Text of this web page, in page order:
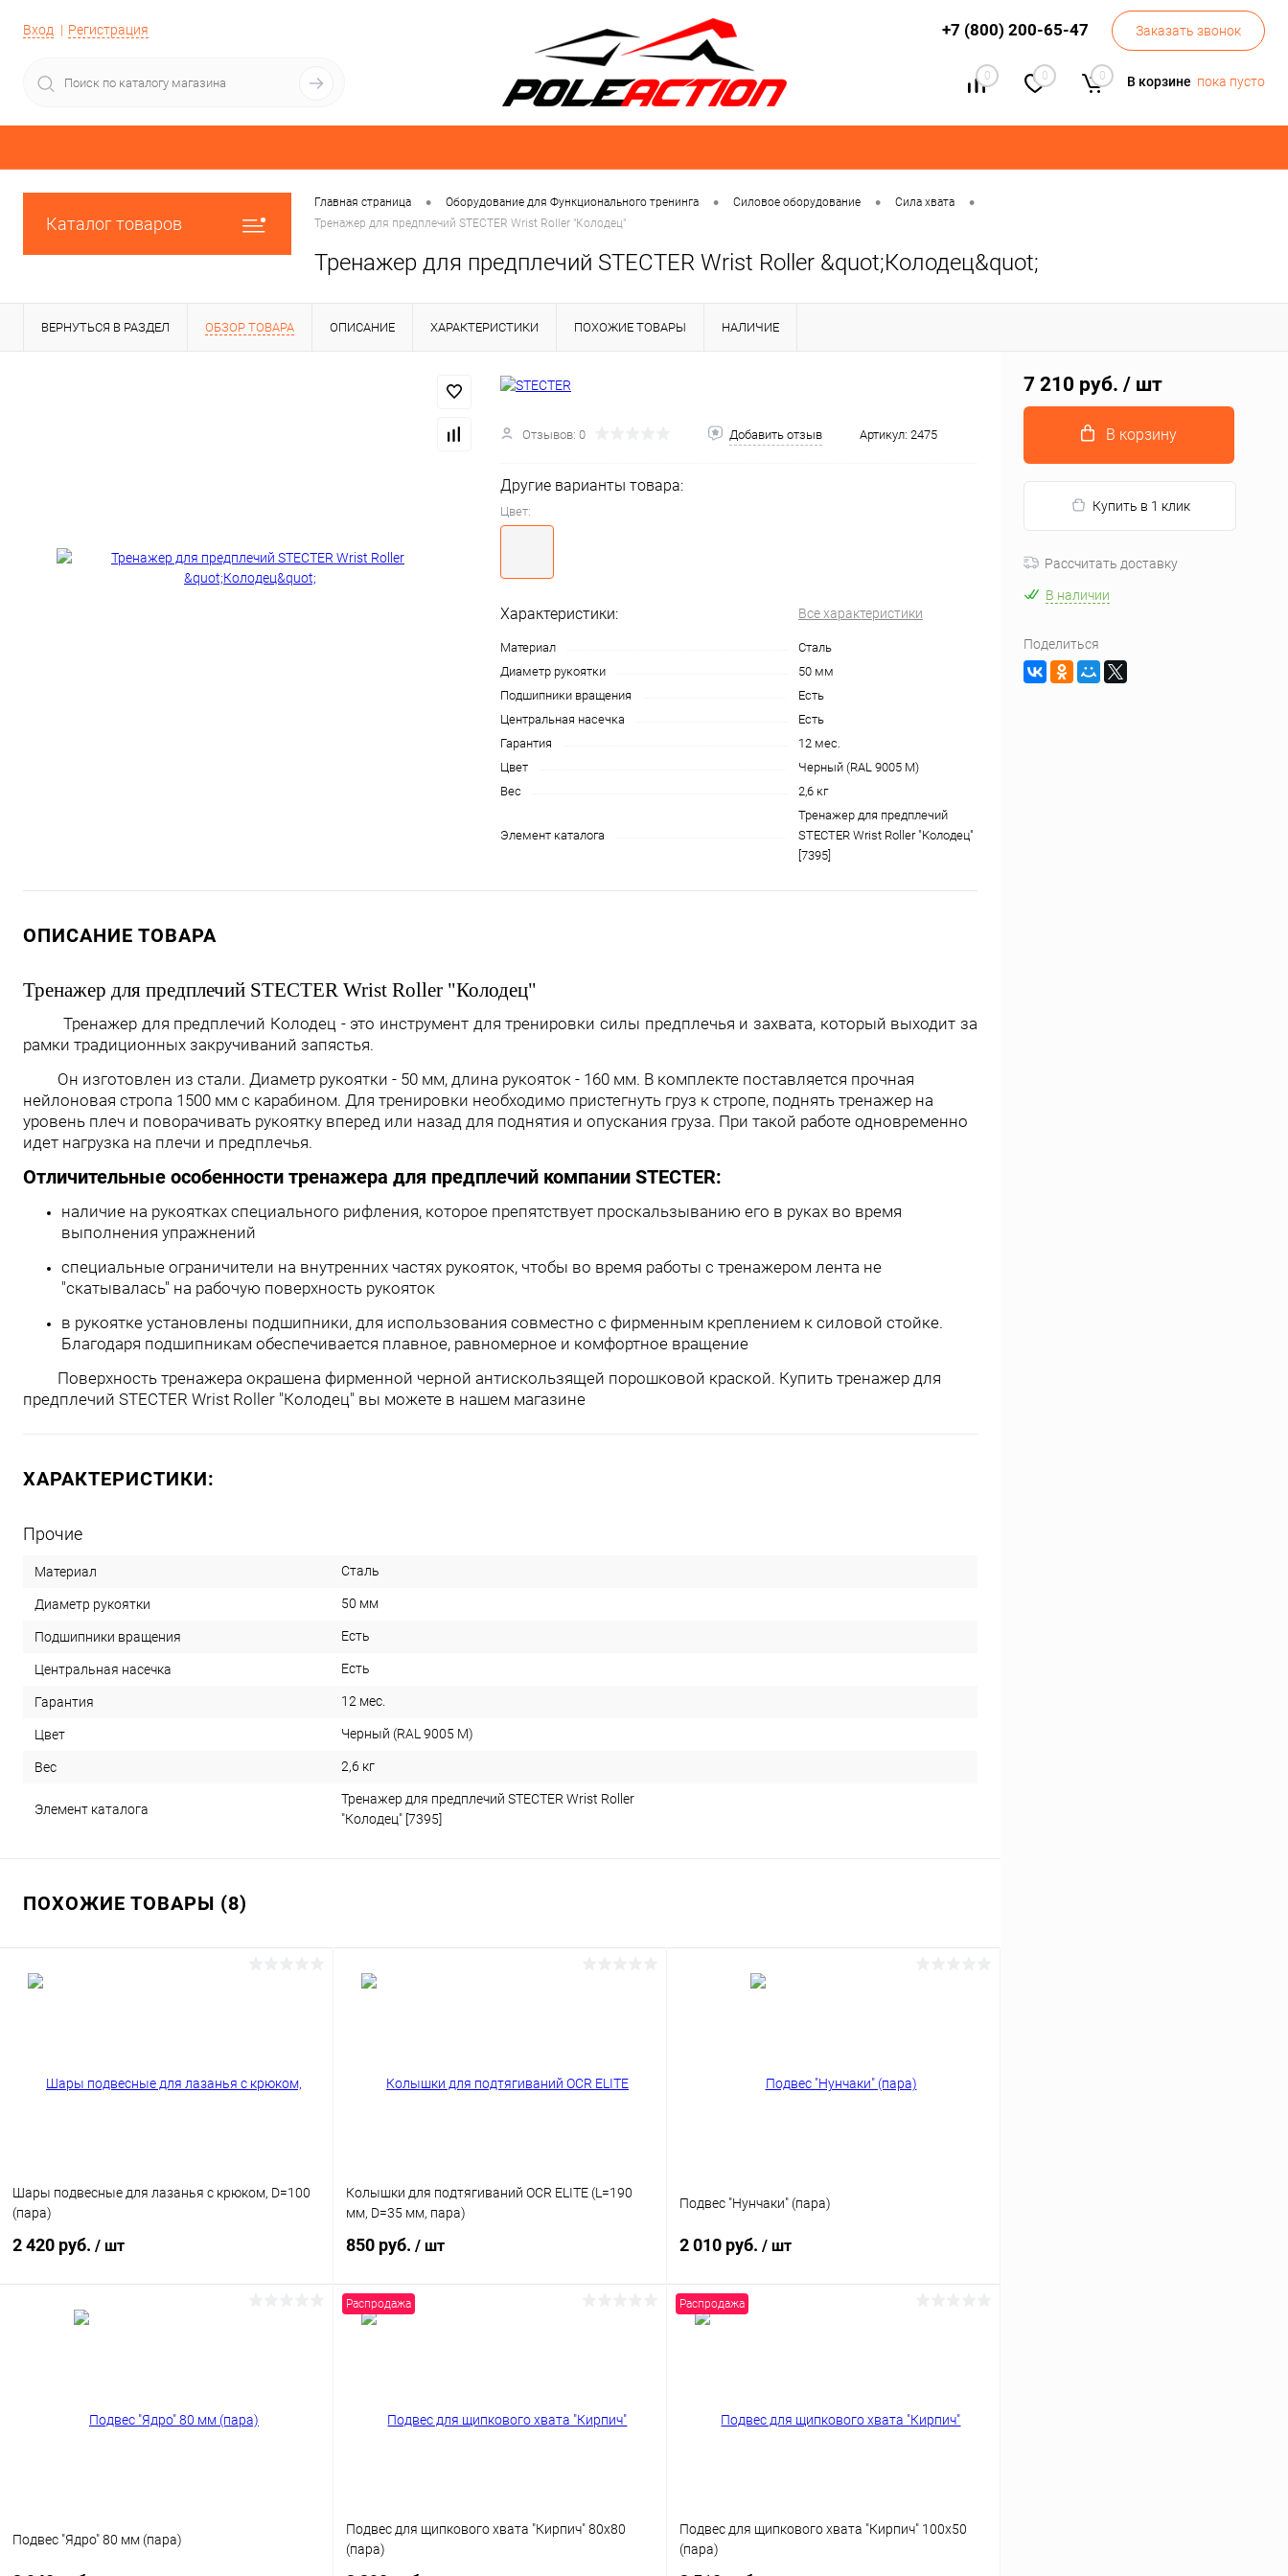
Вход Регистрация +7 (800) 200-65-47 Заказать звонок
0 0 0 В корзине пока пусто
Каталог товаров
Главная страница • Оборудование для Функционального тренинга • Силовое оборудование • Сила хвата •
Тренажер для предплечий STECTER Wrist Roller "Колодец"
Тренажер для предплечий STECTER Wrist Roller &quot;Колодец&quot;
ВЕРНУТЬСЯ В РАЗДЕЛ ОБЗОР ТОВАРА ОПИСАНИЕ ХАРАКТЕРИСТИКИ ПОХОЖИЕ ТОВАРЫ НАЛИЧИЕ
Отзывов: 0 Добавить отзыв Артикул: 2475
Другие варианты товара:
Цвет:
Характеристики: Все характеристики
Материал
Сталь
Диаметр рукоятки
50 мм
Подшипники вращения
Есть
Центральная насечка
Есть
Гарантия
12 мес.
Цвет
Черный (RAL 9005 М)
Вес
2,6 кг
Элемент каталога
Тренажер для предплечий
STECTER Wrist Roller "Колодец"
[7395]
ОПИСАНИЕ ТОВАРА
Тренажер для предплечий STECTER Wrist Roller "Колодец"
Тренажер для предплечий Колодец - это инструмент для тренировки силы предплечья и захвата, который выходит за
рамки традиционных закручиваний запястья.
Он изготовлен из стали. Диаметр рукоятки - 50 мм, длина рукояток - 160 мм. В комплекте поставляется прочная
нейлоновая стропа 1500 мм с карабином. Для тренировки необходимо пристегнуть груз к стропе, поднять тренажер на
уровень плеч и поворачивать рукоятку вперед или назад для поднятия и опускания груза. При такой работе одновременно
идет нагрузка на плечи и предплечья.
Отличительные особенности тренажера для предплечий компании STECTER:
наличие на рукоятках специального рифления, которое препятствует проскальзыванию его в руках во время
выполнения упражнений
специальные ограничители на внутренних частях рукояток, чтобы во время работы с тренажером лента не
"скатывалась" на рабочую поверхность рукояток
в рукоятке установлены подшипники, для использования совместно с фирменным креплением к силовой стойке.
Благодаря подшипникам обеспечивается плавное, равномерное и комфортное вращение
Поверхность тренажера окрашена фирменной черной антискользящей порошковой краской. Купить тренажер для
предплечий STECTER Wrist Roller "Колодец" вы можете в нашем магазине
ХАРАКТЕРИСТИКИ:
Прочие
Материал Сталь
Диаметр рукоятки 50 мм
Подшипники вращения Есть
Центральная насечка Есть
Гарантия 12 мес.
Цвет Черный (RAL 9005 М)
Вес 2,6 кг
Элемент каталога
Тренажер для предплечий STECTER Wrist Roller
"Колодец" [7395]
ПОХОЖИЕ ТОВАРЫ (8)
Шары подвесные для лазанья с крюком, D=100
(пара)
2 420 руб. / шт
Колышки для подтягиваний OCR ELITE (L=190
мм, D=35 мм, пара)
850 руб. / шт
Подвес "Нунчаки" (пара)
2 010 руб. / шт
Подвес "Ядро" 80 мм (пара)
Распродажа
Подвес для щипкового хвата "Кирпич" 80х80
(пара)
Распродажа
Подвес для щипкового хвата "Кирпич" 100х50
(пара)
7 210 руб. / шт
В корзину
Купить в 1 клик
Рассчитать доставку
В наличии
Поделиться